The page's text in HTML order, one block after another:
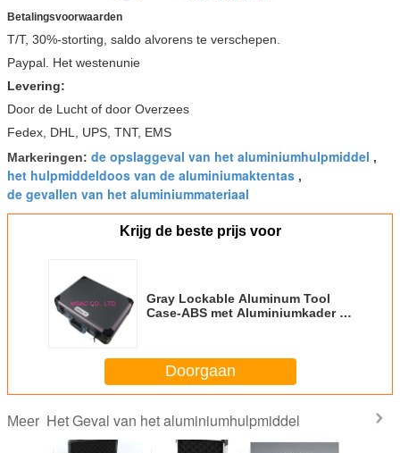
Betalingsvoorwaarden
T/T, 30%-storting, saldo alvorens te verschepen.
Paypal. Het westenunie
Levering:
Door de Lucht of door Overzees
Fedex, DHL, UPS, TNT, EMS
Markeringen: de opslaggeval van het aluminiumhulpmiddel ,
het hulpmiddeldoos van de aluminiumaktentas ,
de gevallen van het aluminiummateriaal
Krijg de beste prijs voor
Gray Lockable Aluminum Tool
Case-ABS met Aluminiumkader L
Doorgaan
Meer Het Geval van het aluminiumhulpmiddel